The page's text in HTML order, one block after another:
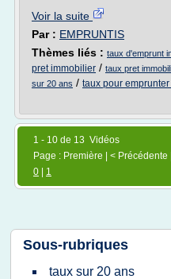
Voir la suite
Par : EMPRUNTIS
Thèmes liés : taux d'emprunt
pret immobilier / taux pret
sur 20 ans / taux pour
1 - 10 de 13 Vidéos
Page : Première | < Précédente |
0
1
Sous-rubriques
taux sur 20 ans